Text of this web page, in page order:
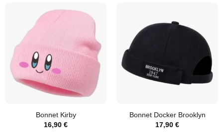
Bonnet Kirby
16,90 €
Bonnet Docker Brooklyn
17,90 €